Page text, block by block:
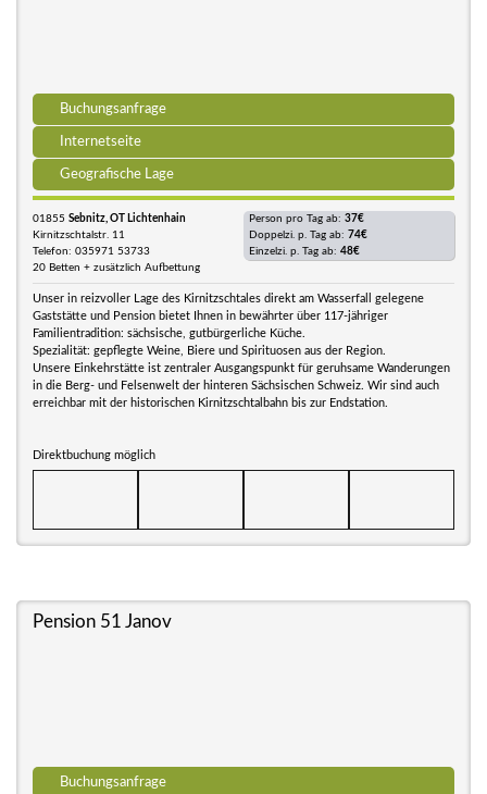
Buchungsanfrage
Internetseite
Geografische Lage
01855 Sebnitz, OT Lichtenhain
Kirnitzschtalstr. 11
Telefon: 035971 53733
20 Betten + zusätzlich Aufbettung
Person pro Tag ab: 37€
Doppelzi. p. Tag ab: 74€
Einzelzi. p. Tag ab: 48€
Unser in reizvoller Lage des Kirnitzschtales direkt am Wasserfall gelegene
Gaststätte und Pension bietet Ihnen in bewährter über 117-jähriger
Familientradition: sächsische, gutbürgerliche Küche.
Spezialität: gepflegte Weine, Biere und Spirituosen aus der Region.
Unsere Einkehrstätte ist zentraler Ausgangspunkt für geruhsame Wanderungen
in die Berg- und Felsenwelt der hinteren Sächsischen Schweiz. Wir sind auch
erreichbar mit der historischen Kirnitzschtalbahn bis zur Endstation.
Direktbuchung möglich
Pension 51 Janov
Buchungsanfrage